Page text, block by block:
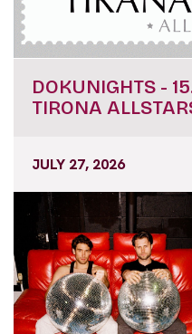
DOKUNIGHTS -
TIRONA
JULY 27, 2026